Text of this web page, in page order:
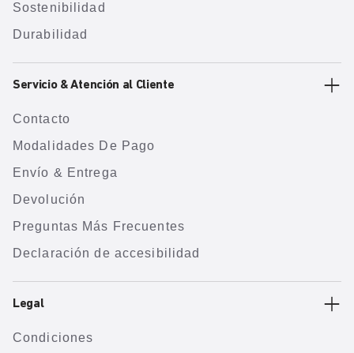
Sostenibilidad
Durabilidad
Servicio & Atención al Cliente
Contacto
Modalidades De Pago
Envío & Entrega
Devolución
Preguntas Más Frecuentes
Declaración de accesibilidad
Legal
Condiciones